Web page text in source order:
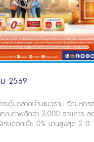
2569
ะตุ้นตลาดบ้านแนวราบ จัดมหกร
ณภาพดีกว่า 3,000 รายการ ล
ศษดอกเบี้ย 0% นานสูงสุด 2 ปี